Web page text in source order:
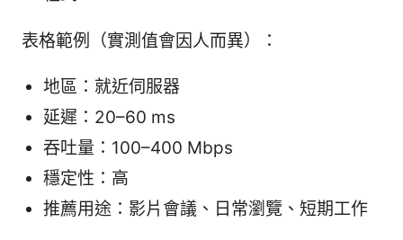
表格範例（實測值會因人而異）：
地區：就近伺服器
延遲：20–60 ms
吞吐量：100–400 Mbps
穩定性：高
推薦用途：影片會議、日常瀏覽、短期工作